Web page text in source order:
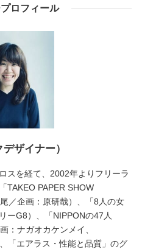
ロフィール
ザイナー）
スを経て、2002年よりフリーラ
TAKEO PAPER SHOW
／企画：原研哉）、「8人の女
ーG8）、「NIPPONの47人
：ナガオカケンメイ、
「エアラス・性能と品質」のグ